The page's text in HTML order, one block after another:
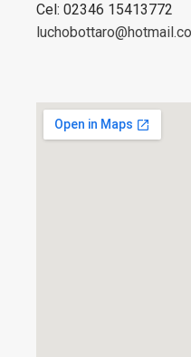
Cel: 02346 15413772